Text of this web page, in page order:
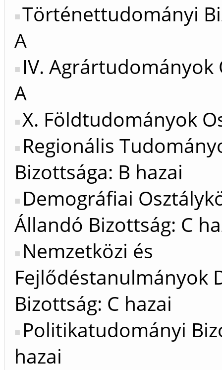
Történettudományi
A
IV. Agrártudományok
A
X. Földtudományok
Regionális
Bizottsága: B hazai
Demográfiai
Állandó Bizottság: C
Nemzetközi és
Fejlődéstanulmányok
Bizottság: C hazai
Politikatudományi
hazai